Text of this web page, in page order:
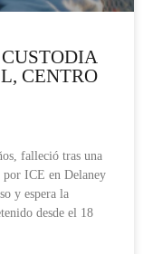
CENTRO
falleció tras una
por ICE en Delaney
y espera la
desde el 18